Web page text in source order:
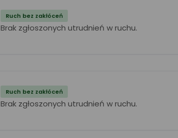
Ruch bez zakłóceń
Brak zgłoszonych utrudnień w ruchu.
Ruch bez zakłóceń
Brak zgłoszonych utrudnień w ruchu.